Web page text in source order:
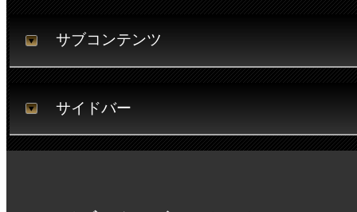
サブコンテンツ
サイドバー